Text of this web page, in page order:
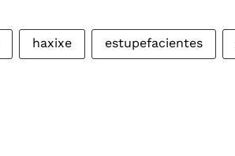
haxixe estupefacientes